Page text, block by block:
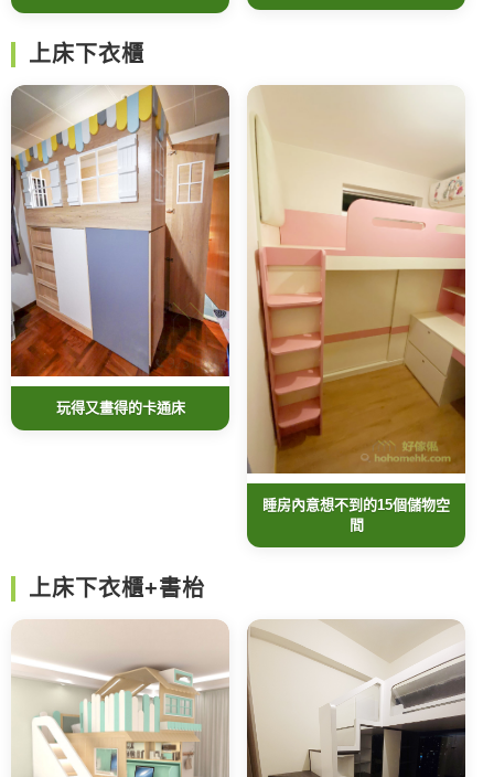
上床下衣櫃
玩得又畫得的卡通床
睡房內意想不到的15個儲物空
間
上床下衣櫃+書枱